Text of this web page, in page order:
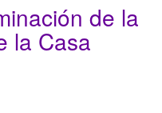
de la
la Casa